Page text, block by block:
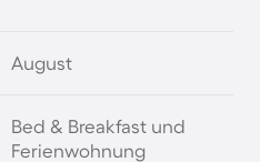
August
Bed & Breakfast und
Ferienwohnung